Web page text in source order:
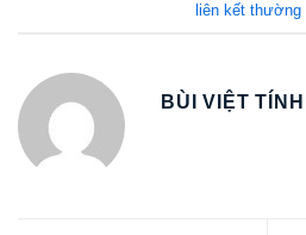
liên kết thường
BÙI VIỆT TÍNH